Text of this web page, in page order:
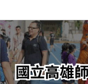
轉
至
主
內
容